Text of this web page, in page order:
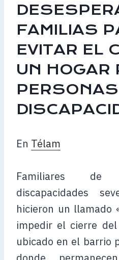
FAMILIAS
EVITAR EL
UN HOGAR
En Télam
Familiares de
discapacidades
hicieron un llamado
impedir el cierre
ubicado en el barrio